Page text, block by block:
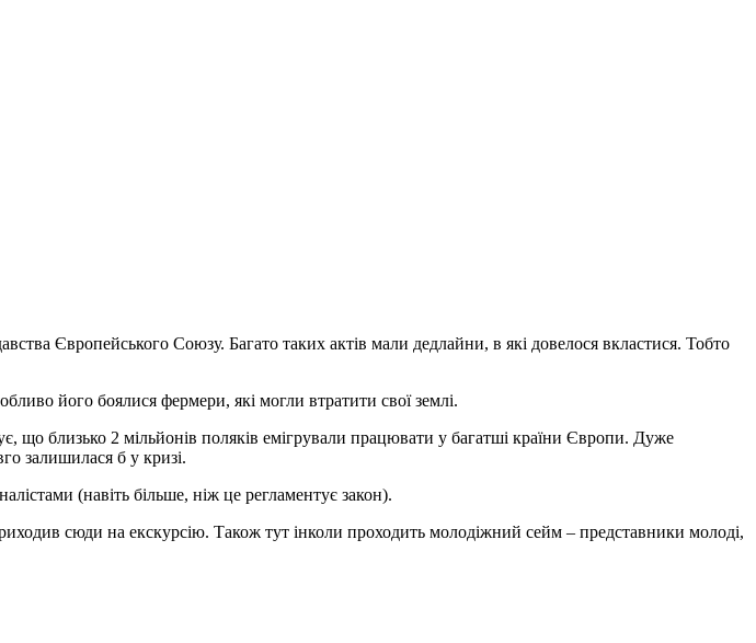
Європейського Союзу. Багато таких актів мали дедлайни, в які довелося вкластися. Тобто
його боялися фермери, які могли втратити свої землі.
близько 2 мільйонів поляків емігрували працювати у багатші країни Європи. Дуже
залишилася б у кризі.
(навіть більше, ніж це регламентує закон).
сюди на екскурсію. Також тут інколи проходить молодіжний сейм – представники молоді,